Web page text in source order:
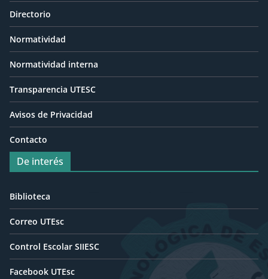
Directorio
Normatividad
Normatividad interna
Transparencia UTESC
Avisos de Privacidad
Contacto
De interés
Biblioteca
Correo UTEsc
Control Escolar SIIESC
Facebook UTEsc